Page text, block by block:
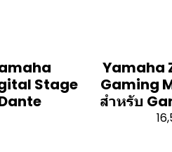
Stage
Yamaha
Gaming
สำหรับ